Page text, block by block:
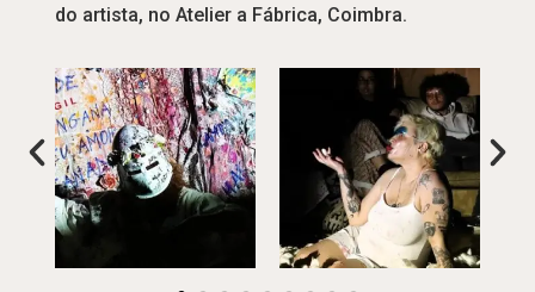
do artista, no Atelier a Fábrica, Coimbra.